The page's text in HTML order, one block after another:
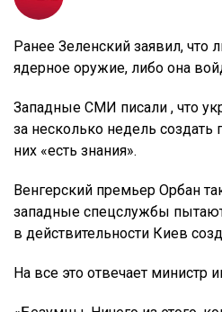
Ранее Зеленский заявил, что
ядерное оружие, либо она
Западные СМИ писали , что
за несколько недель создать
них «есть знания».
Венгерский премьер Орбан
западные спецслужбы
в действительности Киев
На все это отвечает министр